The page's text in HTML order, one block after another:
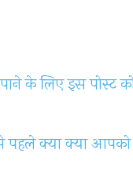
के लिए इस पोस्ट
क्या क्या आपको